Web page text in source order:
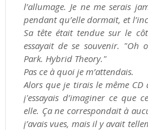
l’allumage. Je ne me serais
pendant qu’elle dormait, et
Sa tête était tendue sur le
essayait de se souvenir. "Oh
Park. Hybrid Theory."
Pas ce à quoi je m’attendais.
Alors que je tirais le même
j'essayais d’imaginer ce que
elle. Ça ne correspondait à
j’avais vues, mais il y avait